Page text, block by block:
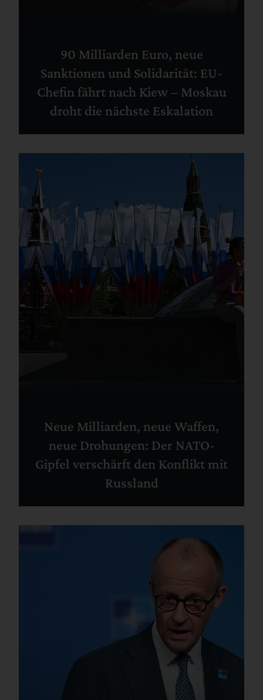
90 Milliarden Euro, neue
Sanktionen und Solidarität: EU-
Chefin fährt nach Kiew – Moskau
droht die nächste Eskalation
Neue Milliarden, neue Waffen,
neue Drohungen: Der NATO-
Gipfel verschärft den Konflikt mit
Russland